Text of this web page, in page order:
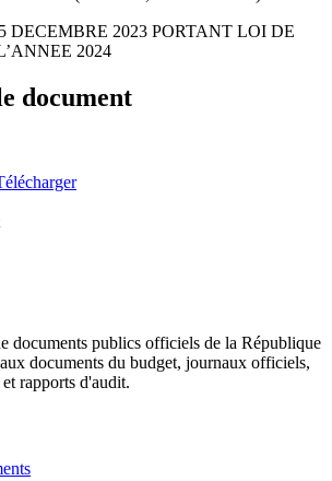
DECEMBRE 2023 PORTANT LOI DE
2024
document
documents publics officiels de la République
documents du budget, journaux officiels,
rapports d'audit.